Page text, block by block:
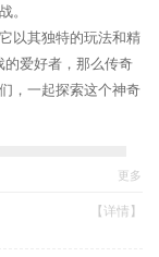
。
以其独特的玩法和精
的爱好者，那么传奇
，一起探索这个神奇
更多
【详情】